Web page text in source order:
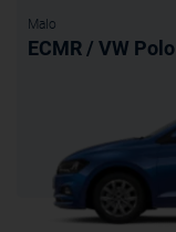
Malo
ECMR / VW Polo